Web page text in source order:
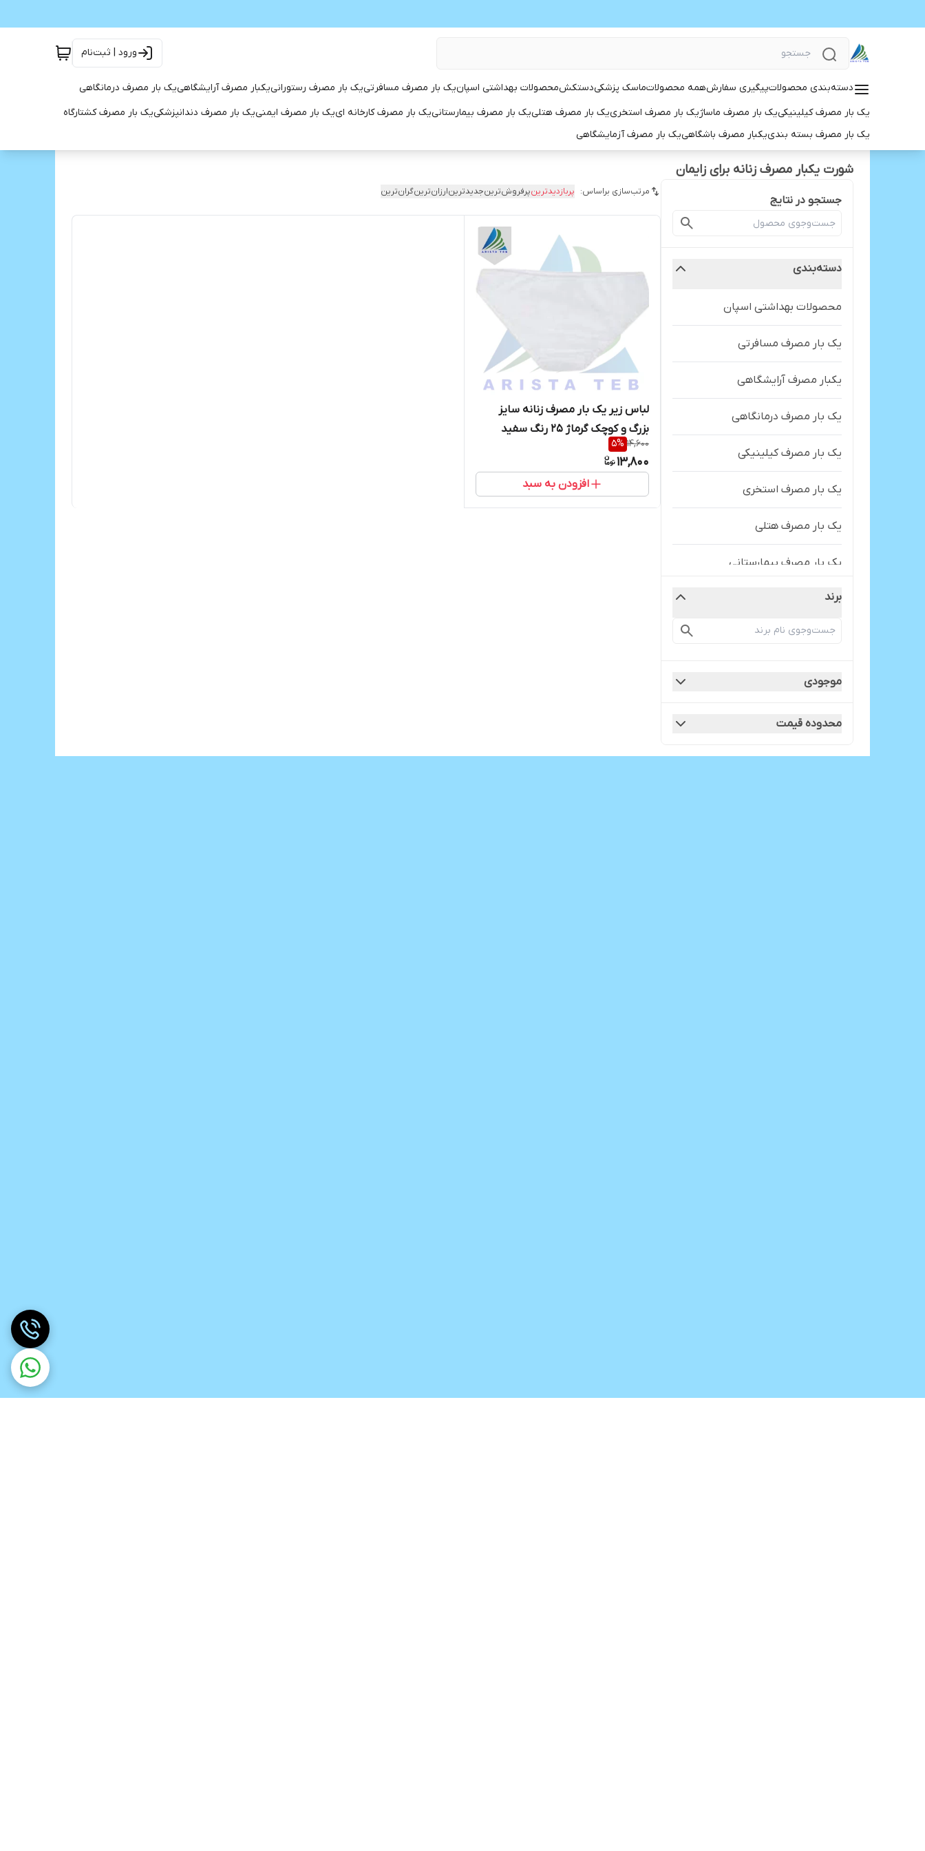
ورود | ثبت‌نام
دسته‌بندی محصولاتپیگیری سفارشهمه محصولاتماسک پزشکیدستکشمحصولات بهداشتی اسپانیک بار مصرف مسافرتییک بار مصرف رستورانییکبار مصرف آرایشگاهییک بار مصرف درمانگاهی
یک بار مصرف کیلینیکییک بار مصرف ماساژیک بار مصرف استخرییک بار مصرف هتلییک بار مصرف بیمارستانییک بار مصرف کارخانه اییک بار مصرف ایمنییک بار مصرف دندانپزشکییک بار مصرف کشتارگاه
یک بار مصرف بسته بندییکبار مصرف باشگاهییک بار مصرف آزمایشگاهی
شورت یکبار مصرف زنانه برای زایمان
جستجو در نتایج
دسته‌بندی
محصولات بهداشتی اسپان
یک بار مصرف مسافرتی
یکبار مصرف آرایشگاهی
یک بار مصرف درمانگاهی
یک بار مصرف کیلینیکی
یک بار مصرف استخری
یک بار مصرف هتلی
یک بار مصرف بیمارستانی
برند
موجودی
محدوده قیمت
مرتب‌سازی براساس: پربازدیدترینپرفروش‌ترینجدیدترینارزان‌ترینگران‌ترین
لباس زیر یک بار مصرف زنانه سایز
بزرگ و کوچک گرماژ 25 رنگ سفید
14,600
5%
13,800
افزودن به سبد